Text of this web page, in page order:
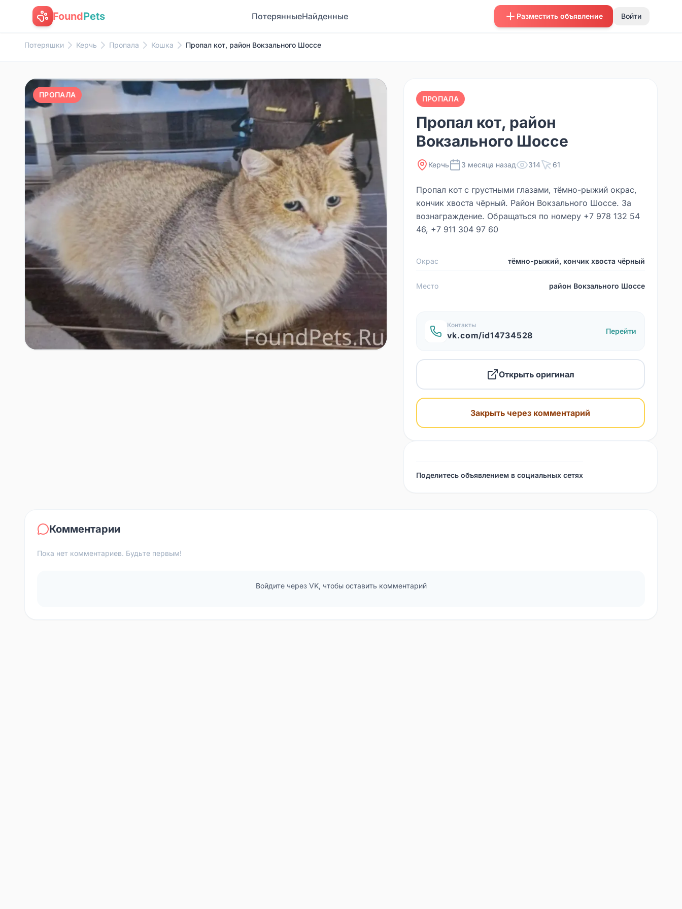
FoundPets ПотерянныеНайденные Разместить объявление Войти
Потеряшки Керчь Пропала Кошка Пропал кот, район Вокзального Шоссе
ПРОПАЛА ПРОПАЛА
Пропал кот, район
Вокзального Шоссе
Керчь 3 месяца назад 314 61
Пропал кот с грустными глазами, тёмно-рыжий окрас,
кончик хвоста чёрный. Район Вокзального Шоссе. За
вознаграждение. Обращаться по номеру +7 978 132 54
46, +7 911 304 97 60
Окрас тёмно-рыжий, кончик хвоста чёрный
Место район Вокзального Шоссе
Контакты
vk.com/id14734528 Перейти
Открыть оригинал
Закрыть через комментарий
Поделитесь объявлением в социальных сетях
Комментарии
Пока нет комментариев. Будьте первым!
Войдите через VK, чтобы оставить комментарий